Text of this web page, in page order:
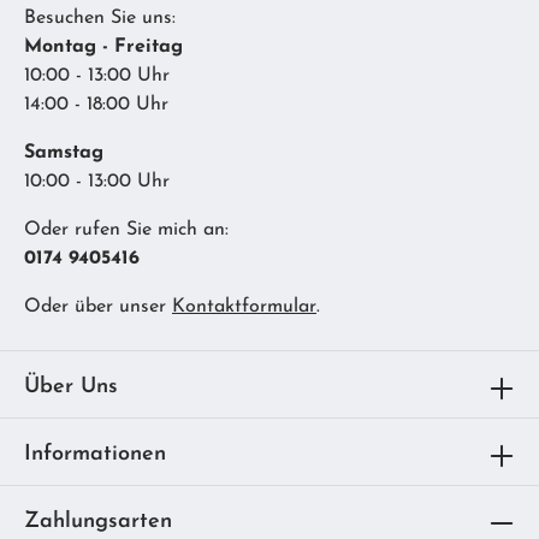
Besuchen Sie uns:
Montag - Freitag
10:00 - 13:00 Uhr
14:00 - 18:00 Uhr
Samstag
10:00 - 13:00 Uhr
Oder rufen Sie mich an:
0174 9405416
Oder über unser Kontaktformular.
Über Uns
Informationen
Zahlungsarten